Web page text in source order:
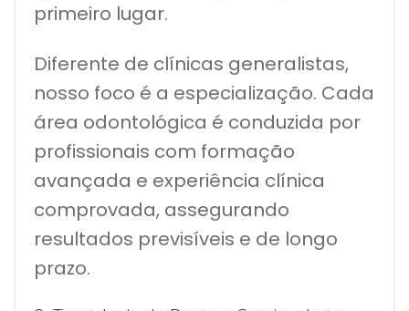
primeiro lugar.
Diferente de clínicas generalistas,
nosso foco é a especialização. Cada
área odontológica é conduzida por
profissionais com formação
avançada e experiência clínica
comprovada, assegurando
resultados previsíveis e de longo
prazo.